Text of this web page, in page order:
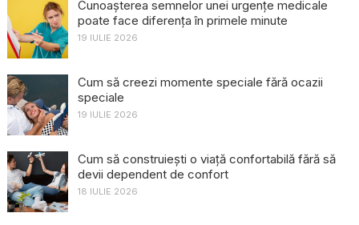
Cunoașterea semnelor unei urgențe medicale
poate face diferența în primele minute
19 IULIE 2026
Cum să creezi momente speciale fără ocazii
speciale
19 IULIE 2026
Cum să construiești o viață confortabilă fără să
devii dependent de confort
18 IULIE 2026